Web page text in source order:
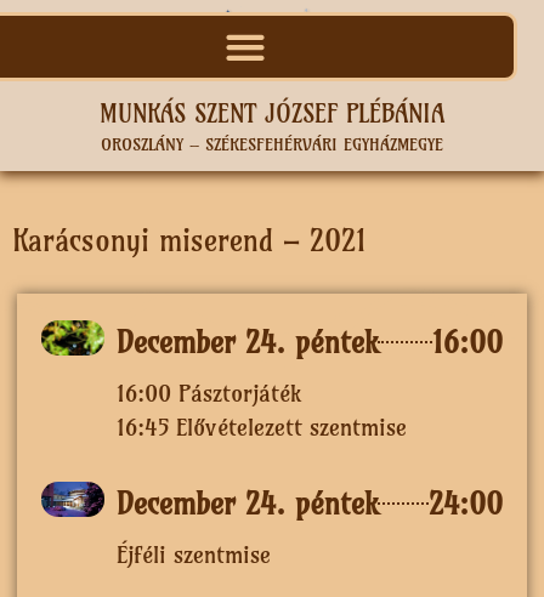
MUNKÁS SZENT JÓZSEF PLÉBÁNIA
OROSZLÁNY – SZÉKESFEHÉRVÁRI EGYHÁZMEGYE
Karácsonyi miserend – 2021
December 24. péntek 16:00
16:00 Pásztorjáték
16:45 Elővételezett szentmise
December 24. péntek 24:00
Éjféli szentmise